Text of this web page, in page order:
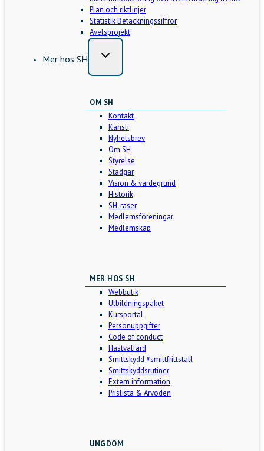
Plan och riktlinjer
Statistik Betäckningssiffror
Avelsprojekt
Mer hos SH
OM SH
Kontakt
Kansli
Nyhetsbrev
Om SH
Styrelse
Stadgar
Vision & värdegrund
Historik
SH-raser
Medlemsföreningar
Medlemskap
MER HOS SH
Webbutik
Utbildningspaket
Kursportal
Personuppgifter
Code of conduct
Hästvälfärd
Smittskydd #smittfrittstall
Smittskyddsrutiner
Extern information
Prislista & Arvoden
UNGDOM